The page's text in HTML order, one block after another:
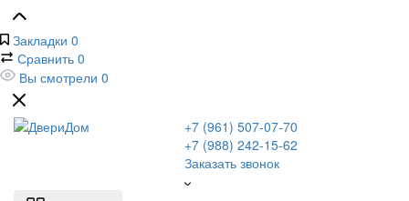
Закладки 0
Сравнить 0
Вы смотрели 0
+7 (961) 507-07-70
+7 (988) 242-15-62
Заказать звонок